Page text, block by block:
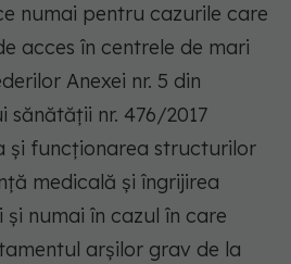
numai pentru cazurile care
acces în centrele de mari
Anexei nr. 5 din
sănătății nr. 476/2017
și funcționarea structurilor
medicală și îngrijirea
numai în cazul în care
arșilor grav de la